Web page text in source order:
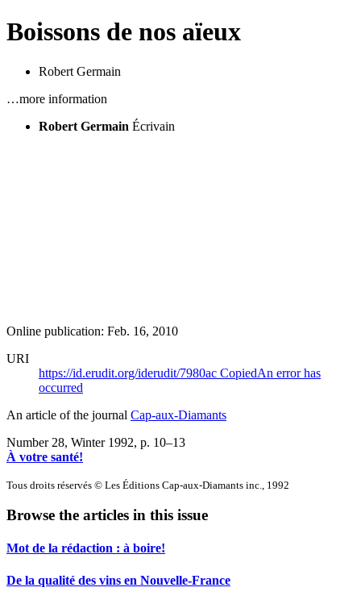
Boissons de nos aïeux
Robert Germain
…more information
Robert Germain Écrivain
Online publication: Feb. 16, 2010
URI
https://id.erudit.org/iderudit/7980ac CopiedAn error has
occurred
An article of the journal Cap-aux-Diamants
Number 28, Winter 1992, p. 10–13
À votre santé!
Tous droits réservés © Les Éditions Cap-aux-Diamants inc., 1992
Browse the articles in this issue
Mot de la rédaction : à boire!
De la qualité des vins en Nouvelle-France